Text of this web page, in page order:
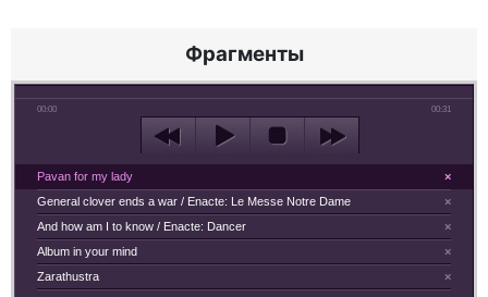
Фрагменты
00:00 00:31
×
Pavan for my lady
×
General clover ends a war / Enacte: Le Messe Notre Dame
×
And how am I to know / Enacte: Dancer
×
Album in your mind
×
Zarathustra